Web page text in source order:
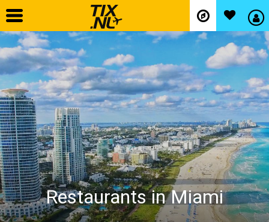
Home
Vliegtickets
Hotels
Autohuur
Vlucht+hotel
Restaurants in Miami